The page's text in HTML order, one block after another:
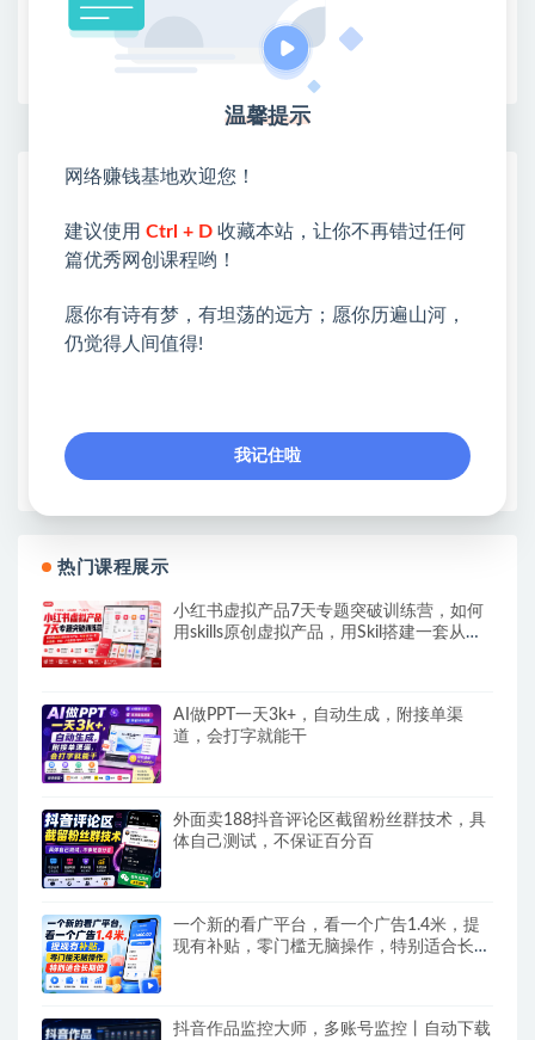
链接
网赚基地简介
站长微信：无
❤本站：本站整合多方资源站，主要面向互联网创业
❤能助您：找项目 + 低成本创业 + 减少信息差 + 见识
各种项目 + 提升网创认知。
❤如果您也依存于互联网，欢迎加入本站会员，将尽
早为您提供丰盛价值。祝您前程似锦！
热门课程展示
小红书虚拟产品7天专题突破训练营，如何
用skills原创虚拟产品，用Skil搭建一套从选
AI做PPT一天3k+，自动生成，附接单渠
道，会打字就能干
外面卖188抖音评论区截留粉丝群技术，具
体自己测试，不保证百分百
一个新的看广平台，看一个广告1.4米，提
现有补贴，零门槛无脑操作，特别适合长期
抖音作品监控大师，多账号监控丨自动下载
温馨提示
网络赚钱基地欢迎您！
建议使用 Ctrl + D 收藏本站，让你不再错过任何
篇优秀网创课程哟！
愿你有诗有梦，有坦荡的远方；愿你历遍山河，
仍觉得人间值得!
我记住啦